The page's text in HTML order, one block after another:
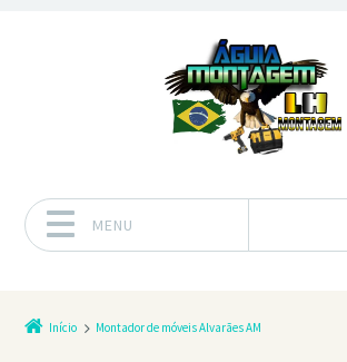
MENU
Início Montador de móveis Alvarães AM